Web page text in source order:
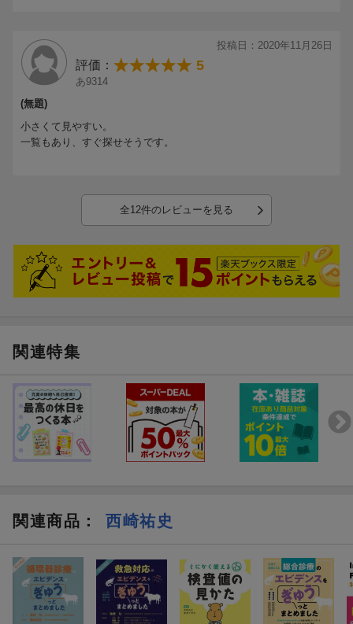
投稿日：2020年11月26日
評価： 5
あ9314
(無題)
小さくて見やすい。
一覧もあり、すぐ探せそうです。
全12件のレビューを見る
関連特集
関連商品 ： 西崎祐史